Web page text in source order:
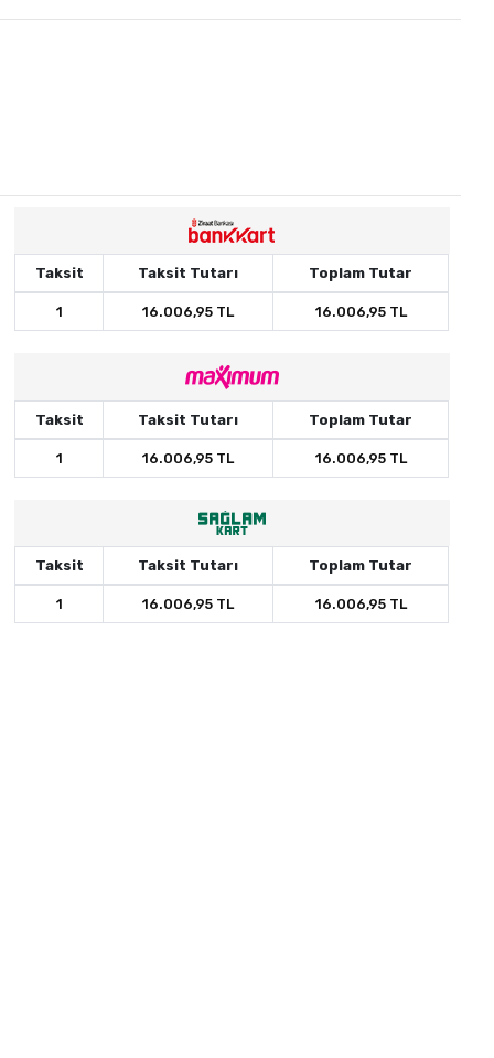
Taksit Taksit Tutarı Toplam Tutar
1 16.006,95 TL 16.006,95 TL
Taksit Taksit Tutarı Toplam Tutar
1 16.006,95 TL 16.006,95 TL
Taksit Taksit Tutarı Toplam Tutar
1 16.006,95 TL 16.006,95 TL